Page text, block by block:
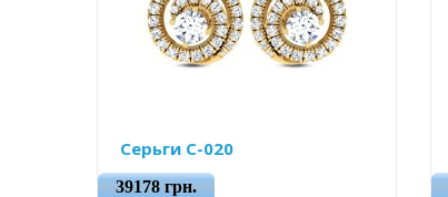
Серьги С-020
39178 грн.